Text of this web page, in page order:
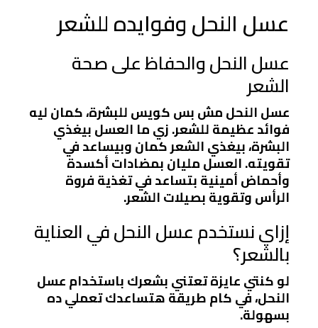
عسل النحل وفوايده للشعر
عسل النحل والحفاظ على صحة
الشعر
عسل النحل مش بس كويس للبشرة، كمان ليه
فوائد عظيمة للشعر. زي ما العسل بيغذي
البشرة، بيغذي الشعر كمان وبيساعد في
تقويته. العسل مليان بمضادات أكسدة
وأحماض أمينية بتساعد في تغذية فروة
الرأس وتقوية بصيلات الشعر.
إزاي نستخدم عسل النحل في العناية
بالشعر؟
لو كنتي عايزة تعتني بشعرك باستخدام عسل
النحل، في كام طريقة هتساعدك تعملي ده
بسهولة.